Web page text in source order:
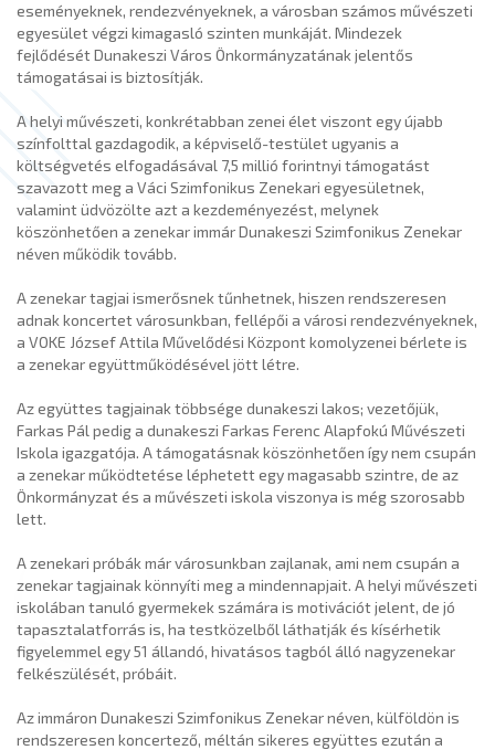
eseményeknek, rendezvényeknek, a városban számos művészeti
egyesület végzi kimagasló szinten munkáját. Mindezek
fejlődését Dunakeszi Város Önkormányzatának jelentős
támogatásai is biztosítják.
A helyi művészeti, konkrétabban zenei élet viszont egy újabb
színfolttal gazdagodik, a képviselő-testület ugyanis a
költségvetés elfogadásával 7,5 millió forintnyi támogatást
szavazott meg a Váci Szimfonikus Zenekari egyesületnek,
valamint üdvözölte azt a kezdeményezést, melynek
köszönhetően a zenekar immár Dunakeszi Szimfonikus Zenekar
néven működik tovább.
A zenekar tagjai ismerősnek tűnhetnek, hiszen rendszeresen
adnak koncertet városunkban, fellépői a városi rendezvényeknek,
a VOKE József Attila Művelődési Központ komolyzenei bérlete is
a zenekar együttműködésével jött létre.
Az együttes tagjainak többsége dunakeszi lakos; vezetőjük,
Farkas Pál pedig a dunakeszi Farkas Ferenc Alapfokú Művészeti
Iskola igazgatója. A támogatásnak köszönhetően így nem csupán
a zenekar működtetése léphetett egy magasabb szintre, de az
Önkormányzat és a művészeti iskola viszonya is még szorosabb
lett.
A zenekari próbák már városunkban zajlanak, ami nem csupán a
zenekar tagjainak könnyíti meg a mindennapjait. A helyi művészeti
iskolában tanuló gyermekek számára is motivációt jelent, de jó
tapasztalatforrás is, ha testközelből láthatják és kísérhetik
figyelemmel egy 51 állandó, hivatásos tagból álló nagyzenekar
felkészülését, próbáit.
Az immáron Dunakeszi Szimfonikus Zenekar néven, külföldön is
rendszeresen koncertező, méltán sikeres együttes ezután a